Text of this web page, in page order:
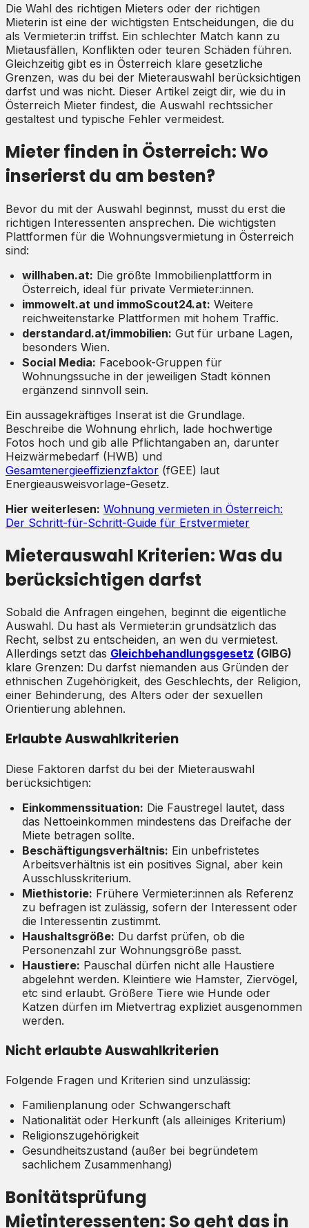
Die Wahl des richtigen Mieters oder der richtigen
Mieterin ist eine der wichtigsten Entscheidungen, die du
als Vermieter:in triffst. Ein schlechter Match kann zu
Mietausfällen, Konflikten oder teuren Schäden führen.
Gleichzeitig gibt es in Österreich klare gesetzliche
Grenzen, was du bei der Mieterauswahl berücksichtigen
darfst und was nicht. Dieser Artikel zeigt dir, wie du in
Österreich Mieter findest, die Auswahl rechtssicher
gestaltest und typische Fehler vermeidest.
Mieter finden in Österreich: Wo
inserierst du am besten?
Bevor du mit der Auswahl beginnst, musst du erst die
richtigen Interessenten ansprechen. Die wichtigsten
Plattformen für die Wohnungsvermietung in Österreich
sind:
willhaben.at: Die größte Immobilienplattform in
Österreich, ideal für private Vermieter:innen.
immowelt.at und immoScout24.at: Weitere
reichweitenstarke Plattformen mit hohem Traffic.
derstandard.at/immobilien: Gut für urbane Lagen,
besonders Wien.
Social Media: Facebook-Gruppen für
Wohnungssuche in der jeweiligen Stadt können
ergänzend sinnvoll sein.
Ein aussagekräftiges Inserat ist die Grundlage.
Beschreibe die Wohnung ehrlich, lade hochwertige
Fotos hoch und gib alle Pflichtangaben an, darunter
Heizwärmebedarf (HWB) und
Gesamtenergieeffizienzfaktor (fGEE) laut
Energieausweisvorlage-Gesetz.
Hier weiterlesen: Wohnung vermieten in Österreich:
Der Schritt-für-Schritt-Guide für Erstvermieter
Mieterauswahl Kriterien: Was du
berücksichtigen darfst
Sobald die Anfragen eingehen, beginnt die eigentliche
Auswahl. Du hast als Vermieter:in grundsätzlich das
Recht, selbst zu entscheiden, an wen du vermietest.
Allerdings setzt das Gleichbehandlungsgesetz (GlBG)
klare Grenzen: Du darfst niemanden aus Gründen der
ethnischen Zugehörigkeit, des Geschlechts, der Religion,
einer Behinderung, des Alters oder der sexuellen
Orientierung ablehnen.
Erlaubte Auswahlkriterien
Diese Faktoren darfst du bei der Mieterauswahl
berücksichtigen:
Einkommenssituation: Die Faustregel lautet, dass
das Nettoeinkommen mindestens das Dreifache der
Miete betragen sollte.
Beschäftigungsverhältnis: Ein unbefristetes
Arbeitsverhältnis ist ein positives Signal, aber kein
Ausschlusskriterium.
Miethistorie: Frühere Vermieter:innen als Referenz
zu befragen ist zulässig, sofern der Interessent oder
die Interessentin zustimmt.
Haushaltsgröße: Du darfst prüfen, ob die
Personenzahl zur Wohnungsgröße passt.
Haustiere: Pauschal dürfen nicht alle Haustiere
abgelehnt werden. Kleintiere wie Hamster, Ziervögel,
etc sind erlaubt. Größere Tiere wie Hunde oder
Katzen dürfen im Mietvertrag expliziet ausgenommen
werden.
Nicht erlaubte Auswahlkriterien
Folgende Fragen und Kriterien sind unzulässig:
Familienplanung oder Schwangerschaft
Nationalität oder Herkunft (als alleiniges Kriterium)
Religionszugehörigkeit
Gesundheitszustand (außer bei begründetem
sachlichem Zusammenhang)
Bonitätsprüfung
Mietinteressenten: So geht das in